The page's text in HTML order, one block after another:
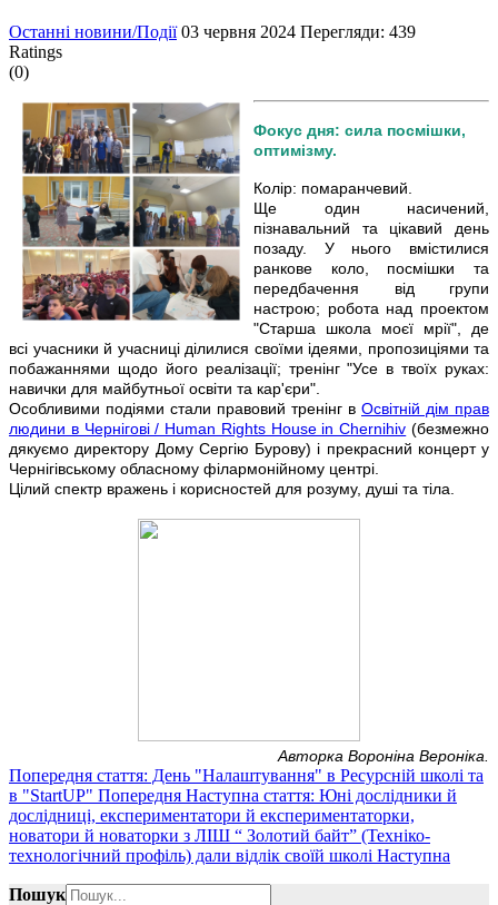
Останні новини/Події 03 червня 2024 Перегляди: 439
Ratings
(0)
Фокус дня: сила посмішки,
оптимізму.
Колір: помаранчевий.
Ще один насичений,
пізнавальний та цікавий день
позаду. У нього вмістилися
ранкове коло, посмішки та
передбачення від групи
настрою; робота над проектом
"Старша школа моєї мрії", де
всі учасники й учасниці ділилися своїми ідеями, пропозиціями та
побажаннями щодо його реалізації; тренінг "Усе в твоїх руках:
навички для майбутньої освіти та кар'єри".
Особливими подіями стали правовий тренінг в Освітній дім прав
людини в Чернігові / Human Rights House in Chernihiv (безмежно
дякуємо директору Дому Сергію Бурову) і прекрасний концерт у
Чернігівському обласному філармонійному центрі.
Цілий спектр вражень і корисностей для розуму, душі та тіла.
Авторка Вороніна Вероніка.
Попередня стаття: День "Налаштування" в Ресурсній школі та
в "StartUP" Попередня Наступна стаття: Юні дослідники й
дослідниці, експериментатори й експериментаторки,
новатори й новаторки з ЛІШ “ Золотий байт” (Техніко-
технологічний профіль) дали відлік своїй школі Наступна
Пошук